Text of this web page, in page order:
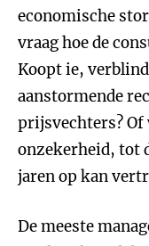
economische
vraag hoe de
Koopt ie,
aanstormende
prijsvechters?
onzekerheid, tot
jaren op kan
De meeste